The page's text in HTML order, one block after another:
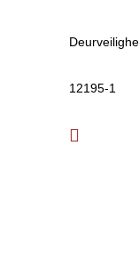
12195-1